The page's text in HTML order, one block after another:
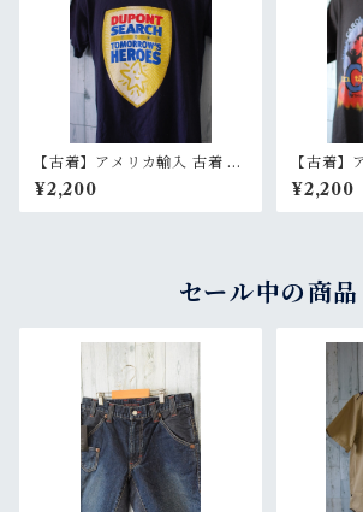
【古着】アメリカ輸入 古着 イ
ベント 半袖 Tシャツ（DUPO
NT）メンズ S ネイビー Rank
B
¥2,200
【古着】
ト 半袖 T
ル合唱団
ラック
¥2,200
セール中の商品